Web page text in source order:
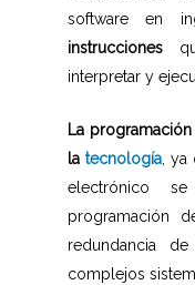
software en
instrucciones
interpretar y
La
latecnología, ya
electrónico
programación
redundancia
complejos